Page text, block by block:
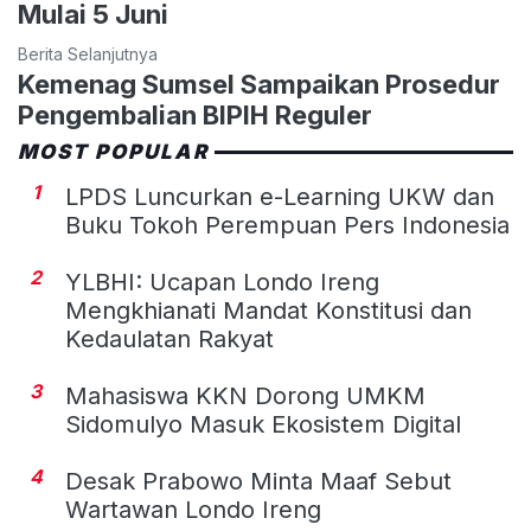
Mulai 5 Juni
Berita Selanjutnya
Kemenag Sumsel Sampaikan Prosedur
Pengembalian BIPIH Reguler
MOST POPULAR
1
LPDS Luncurkan e-Learning UKW dan
Buku Tokoh Perempuan Pers Indonesia
2
YLBHI: Ucapan Londo Ireng
Mengkhianati Mandat Konstitusi dan
Kedaulatan Rakyat
3
Mahasiswa KKN Dorong UMKM
Sidomulyo Masuk Ekosistem Digital
4
Desak Prabowo Minta Maaf Sebut
Wartawan Londo Ireng